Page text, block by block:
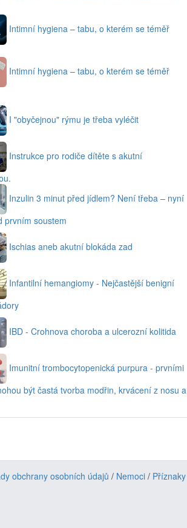
Intimní hygiena – tabu, o kterém se téměř
Intimní hygiena – tabu, o kterém se téměř
I "obyčejnou" rýmu je třeba vyléčit
Instrukce pro rodiče dítěte s akutní
Inzulin 3 minut před jídlem? Není třeba – nyní
prvním soustem
Ischias aneb akutní blokáda zad
Infantilní hemangiomy - Nejčastější benigní
IBD - Crohnova choroba a ulcerozní kolitida
Imunitní trombocytopenická purpura - prvními
být častá tvorba modřin, krvácení z nosu a
obchrany osobních údajů / Nemoci / Příznaky